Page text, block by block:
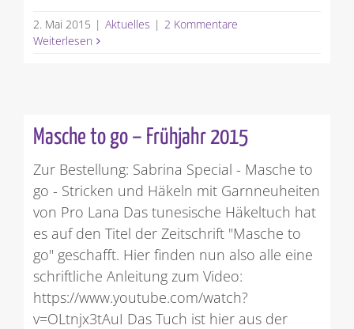
2. Mai 2015 | Aktuelles | 2 Kommentare
Weiterlesen
Masche to go – Frühjahr 2015
Zur Bestellung: Sabrina Special - Masche to
go - Stricken und Häkeln mit Garnneuheiten
von Pro Lana Das tunesische Häkeltuch hat
es auf den Titel der Zeitschrift "Masche to
go" geschafft. Hier finden nun also alle eine
schriftliche Anleitung zum Video:
https://www.youtube.com/watch?
v=OLtnjx3tAuI Das Tuch ist hier aus der